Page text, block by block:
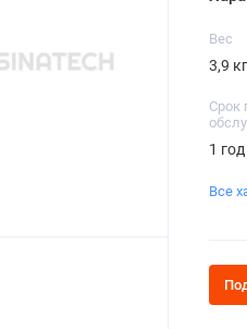
Вес
3,9 кг
Срок
1 год
Все